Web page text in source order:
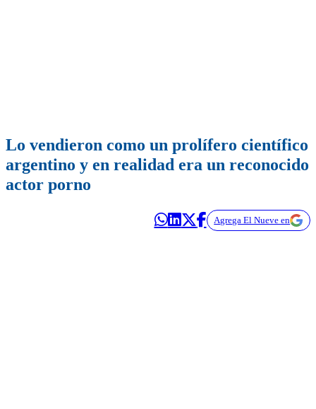
Lo vendieron como un prolífero científico
argentino y en realidad era un reconocido
actor porno
Agrega El Nueve en